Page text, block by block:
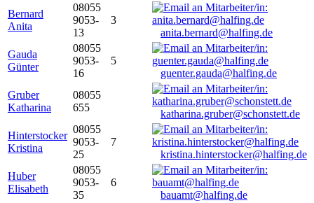
Bernard
Anita
08055
9053-
13
3
anita.bernard@halfing.de
Gauda
Günter
08055
9053-
16
5
guenter.gauda@halfing.de
Gruber
Katharina
08055
655
katharina.gruber@schonstett.de
Hinterstocker
Kristina
08055
9053-
25
7
kristina.hinterstocker@halfing.de
Huber
Elisabeth
08055
9053-
35
6
bauamt@halfing.de